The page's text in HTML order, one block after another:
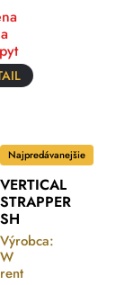
Najpredávanejšie
VERTICAL
STRAPPER
SH
Výrobca:
W
rent